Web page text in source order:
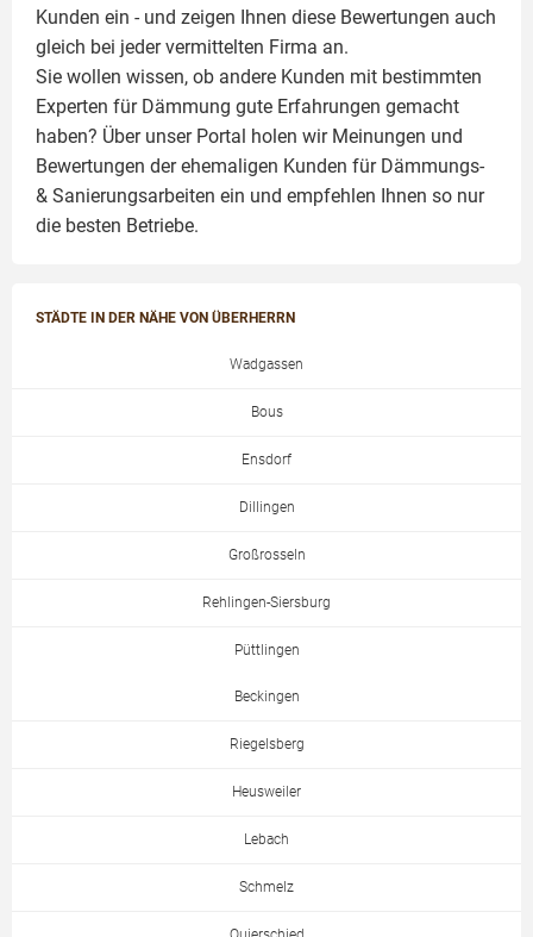
Kunden ein - und zeigen Ihnen diese Bewertungen auch
gleich bei jeder vermittelten Firma an.
Sie wollen wissen, ob andere Kunden mit bestimmten
Experten für Dämmung gute Erfahrungen gemacht
haben? Über unser Portal holen wir Meinungen und
Bewertungen der ehemaligen Kunden für Dämmungs-
& Sanierungsarbeiten ein und empfehlen Ihnen so nur
die besten Betriebe.
STÄDTE IN DER NÄHE VON ÜBERHERRN
Wadgassen
Bous
Ensdorf
Dillingen
Großrosseln
Rehlingen-Siersburg
Püttlingen
Beckingen
Riegelsberg
Heusweiler
Lebach
Schmelz